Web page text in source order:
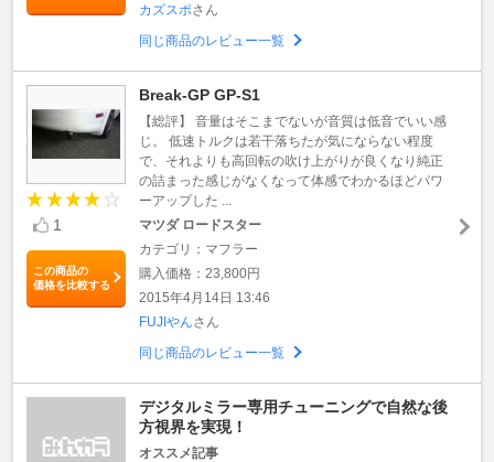
カズスポさん
同じ商品のレビュー一覧
1
この商品の
価格を比較する
Break-GP GP-S1
【総評】 音量はそこまでないが音質は低音でいい感
じ。 低速トルクは若干落ちたが気にならない程度
で、それよりも高回転の吹け上がりが良くなり純正
の詰まった感じがなくなって体感でわかるほどパワ
ーアップした ...
マツダ ロードスター
カテゴリ：マフラー
購入価格：23,800円
2015年4月14日 13:46
FUJIやんさん
同じ商品のレビュー一覧
デジタルミラー専用チューニングで自然な後
方視界を実現！
オススメ記事